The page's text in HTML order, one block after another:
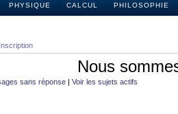
PHYSIQUE CALCUL PHILOSOPHIE
Inscription
Nous
sans réponse | Voir les sujets actifs